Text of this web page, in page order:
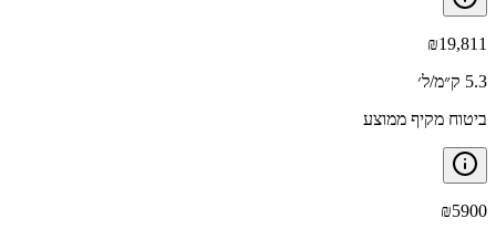
₪19,811
5.3 ק״מ/ל׳
ביטוח מקיף ממוצע
₪5900